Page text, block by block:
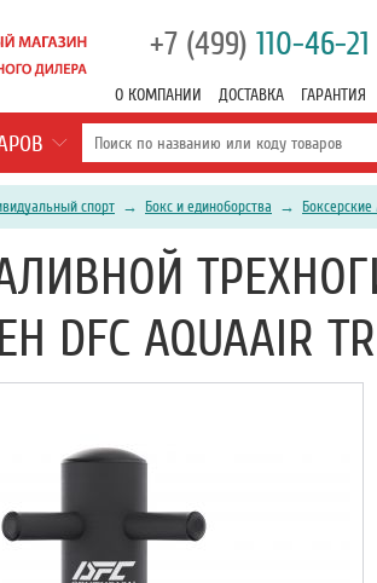
+7 (499) 110-46-21
О КОМПАНИИ ДОСТАВКА ГАРАНТИЯ
спорт → Бокс и единоборства →
DFC AQUAAIR